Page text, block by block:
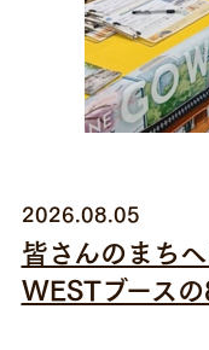
2026.08.05
皆さんのまち
WESTブース